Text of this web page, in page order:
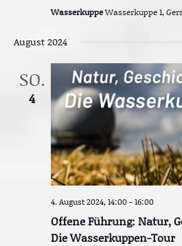
WasserkuppeWasserkuppe 1,
August 2024
SO.
4
Offene Führung: Natur,
Die Wasserkuppen-Tour
4. August 2024, 14:00-16:00